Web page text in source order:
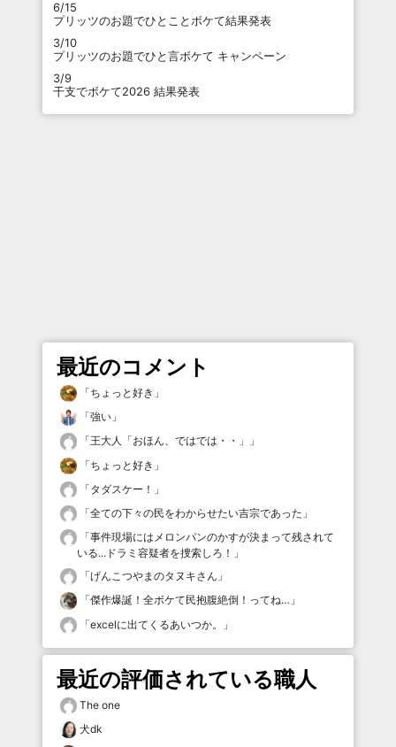
6/15
プリッツのお題でひとことボケて結果発表
3/10
プリッツのお題でひと言ボケて キャンペーン
3/9
干支でボケて2026 結果発表
最近のコメント
「ちょっと好き 」
「強い 」
「王大人「おほん、ではでは・・」
」
「ちょっと好き 」
「タダスケー！ 」
「全ての下々の民をわからせたい吉宗であった 」
「事件現場にはメロンパンのかすが決まって残されて
いる...ドラミ容疑者を捜索しろ！ 」
「げんこつやまのタヌキさん 」
「傑作爆誕！全ボケて民抱腹絶倒！ってね… 」
「excelに出てくるあいつか。 」
最近の評価されている職人
The one
犬dk